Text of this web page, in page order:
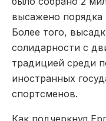
высажено порядка
Более того,
солидарности с
традицией среди
иностранных
спортсменов.
Как подчеркнул